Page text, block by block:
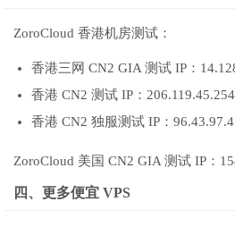
ZoroCloud 香港机房测试：
香港三网 CN2 GIA 测试 IP：
香港 CN2 测试 IP：206.119.45.254
香港 CN2 独服测试 IP：
ZoroCloud 美国 CN2 GIA 测试 IP：
四、更多便宜 VPS